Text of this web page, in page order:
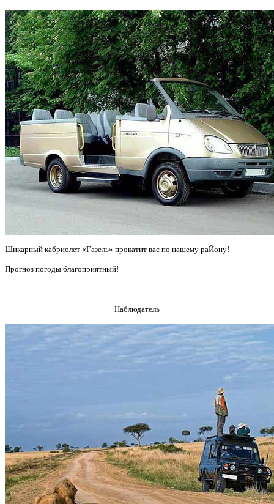
Шикарный кабриолет «Газель» прокатит вас по нашему раЙону!
Прогноз погоды благоприятный!
Наблюдатель